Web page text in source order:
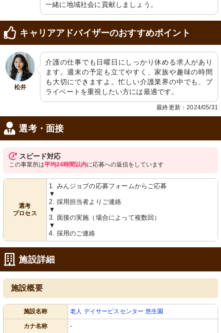
一緒に地域社会に貢献しましょう。
キャリアアドバイザーのおすすめポイント
松井
介護の仕事でも日曜日にしっかり休める求人があり
ます。週末の予定も立てやすく、家族や趣味の時間
も大切にできますよ。忙しい介護業界の中でも、プ
ライベートを重視したい方には最適です。
最終更新：2024/05/31
選考・面接
スピード対応
この事業所は平均24時間以内に応募への返信をしています
選考
プロセス
1. みんジョブの応募フォームからご応募
▼
2. 採用担当者よりご連絡
▼
3. 面接の実施（場合によって複数回）
▼
4. 採用のご連絡
施設詳細
施設概要
施設名称 老人 デイサービスセンター 悠生園
カナ名称 -